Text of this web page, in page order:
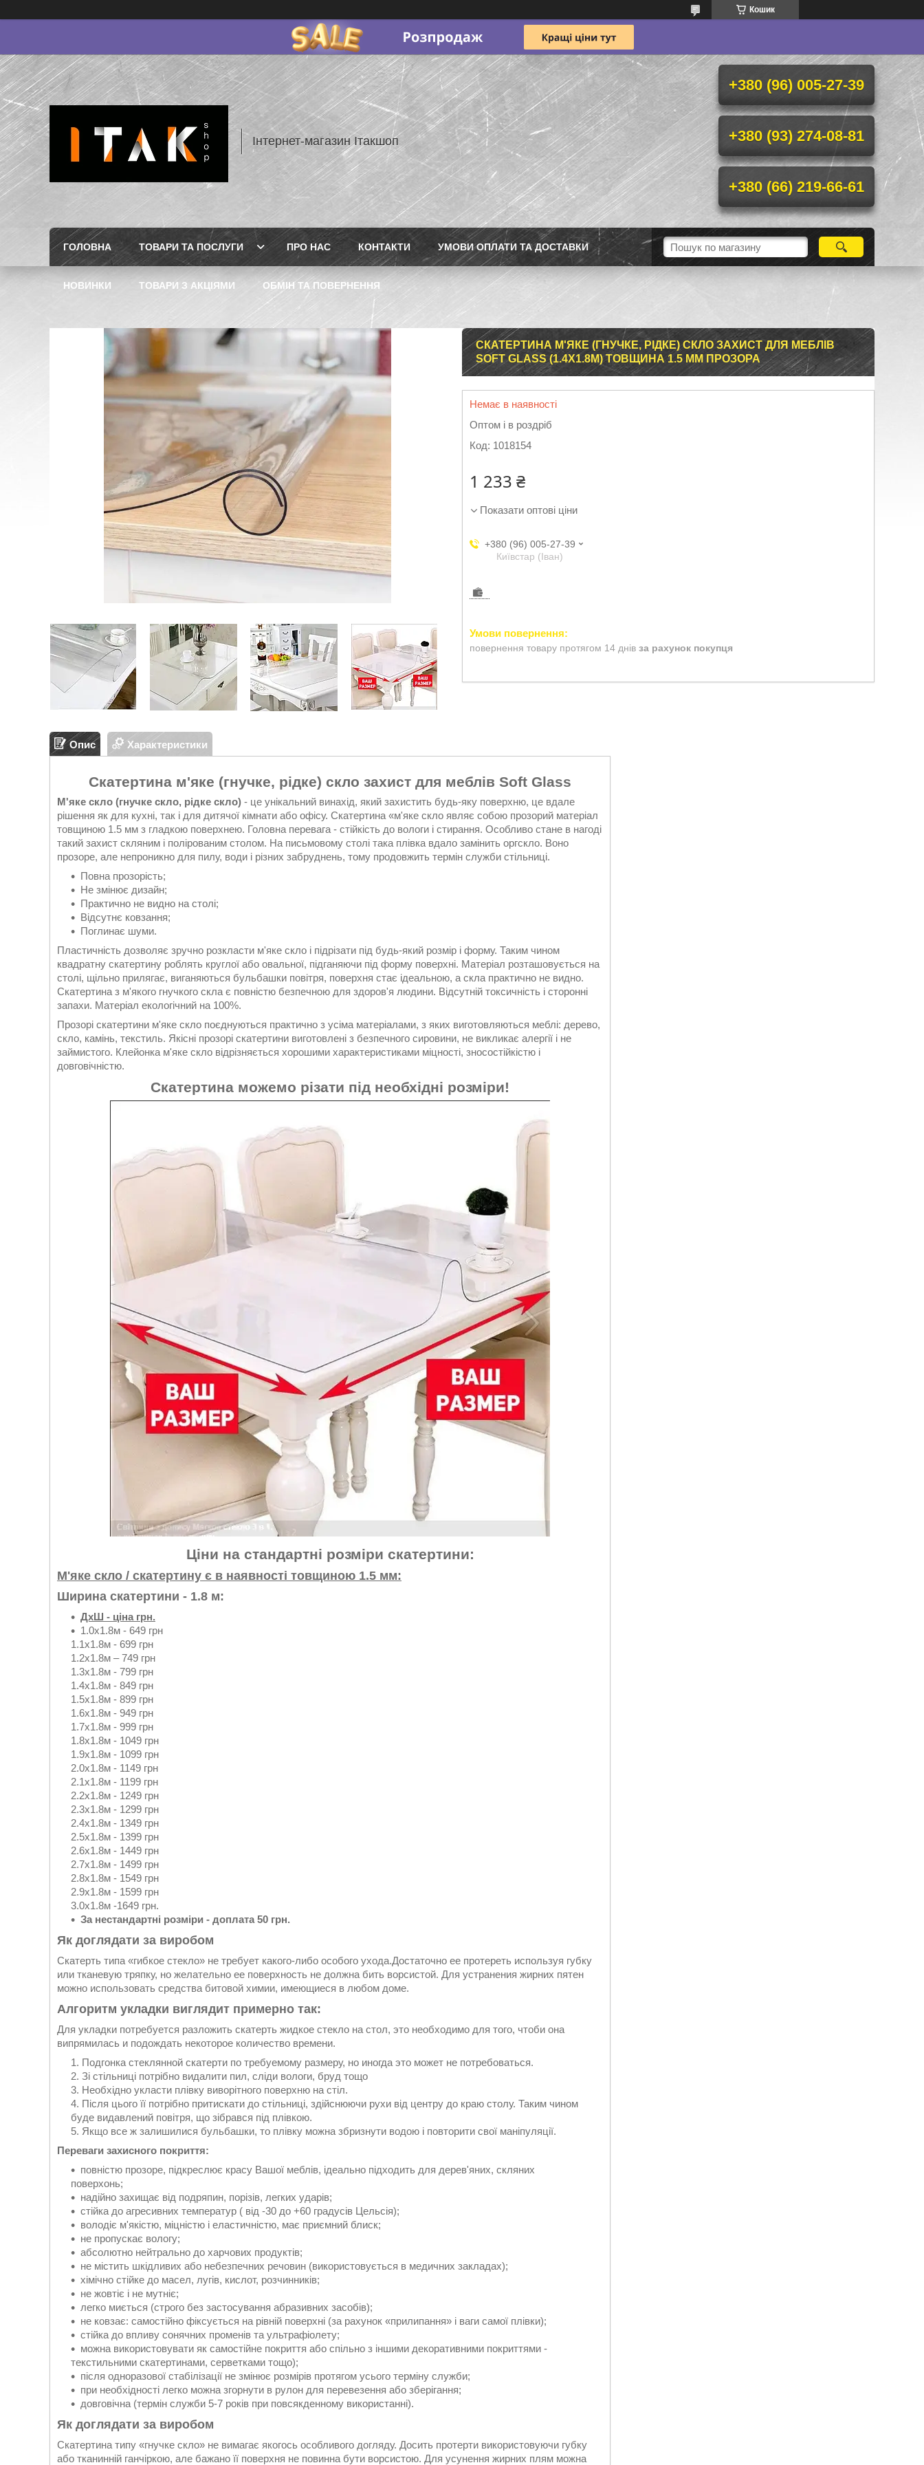
Кошик
Інтернет-магазин Ітакшоп
+380 (96) 005-27-39
+380 (93) 274-08-81
+380 (66) 219-66-61
ГОЛОВНА ТОВАРИ ТА ПОСЛУГИ ПРО НАС КОНТАКТИ УМОВИ ОПЛАТИ ТА ДОСТАВКИ
НОВИНКИ ТОВАРИ З АКЦІЯМИ ОБМІН ТА ПОВЕРНЕННЯ
СКАТЕРТИНА М'ЯКЕ (ГНУЧКЕ, РІДКЕ) СКЛО ЗАХИСТ ДЛЯ МЕБЛІВ
SOFT GLASS (1.4Х1.8М) ТОВЩИНА 1.5 ММ ПРОЗОРА
Немає в наявності
Оптом і в роздріб
Код: 1018154
1 233 ₴
Показати оптові ціни
+380 (96) 005-27-39
Київстар (Іван)
повернення товару протягом 14 днів за рахунок покупця
Опис Характеристики
Скатертина м'яке (гнучке, рідке) скло захист для меблів Soft Glass
М'яке скло (гнучке скло, рідке скло) - це унікальний винахід, який захистить будь-яку поверхню, це вдале
рішення як для кухні, так і для дитячої кімнати або офісу. Скатертина «м'яке скло являє собою прозорий матеріал
товщиною 1.5 мм з гладкою поверхнею. Головна перевага - стійкість до вологи і стирання. Особливо стане в нагоді
такий захист скляним і полірованим столом. На письмовому столі така плівка вдало замінить оргскло. Воно
прозоре, але непроникно для пилу, води і різних забруднень, тому продовжить термін служби стільниці.
Повна прозорість;
Не змінює дизайн;
Практично не видно на столі;
Відсутнє ковзання;
Поглинає шуми.
Пластичність дозволяє зручно розкласти м'яке скло і підрізати під будь-який розмір і форму. Таким чином
квадратну скатертину роблять круглої або овальної, підганяючи під форму поверхні. Матеріал розташовується на
столі, щільно прилягає, виганяються бульбашки повітря, поверхня стає ідеальною, а скла практично не видно.
Скатертина з м'якого гнучкого скла є повністю безпечною для здоров'я людини. Відсутній токсичність і сторонні
запахи. Матеріал екологічний на 100%.
Прозорі скатертини м'яке скло поєднуються практично з усіма матеріалами, з яких виготовляються меблі: дерево,
скло, камінь, текстиль. Якісні прозорі скатертини виготовлені з безпечного сировини, не викликає алергії і не
займистого. Клейонка м'яке скло відрізняється хорошими характеристиками міцності, зносостійкістю і
довговічністю.
Скатертина можемо різати під необхідні розміри!
Ціни на стандартні розміри скатертини:
М'яке скло / скатертину є в наявності товщиною 1.5 мм:
Ширина скатертини - 1.8 м:
ДхШ - ціна грн.
1.0х1.8м - 649 грн
1.1х1.8м - 699 грн
1.2х1.8м – 749 грн
1.3х1.8м - 799 грн
1.4х1.8м - 849 грн
1.5х1.8м - 899 грн
1.6х1.8м - 949 грн
1.7х1.8м - 999 грн
1.8х1.8м - 1049 грн
1.9х1.8м - 1099 грн
2.0х1.8м - 1149 грн
2.1х1.8м - 1199 грн
2.2х1.8м - 1249 грн
2.3х1.8м - 1299 грн
2.4х1.8м - 1349 грн
2.5х1.8м - 1399 грн
2.6х1.8м - 1449 грн
2.7х1.8м - 1499 грн
2.8х1.8м - 1549 грн
2.9х1.8м - 1599 грн
3.0х1.8м -1649 грн.
За нестандартні розміри - доплата 50 грн.
Як доглядати за виробом
Скатерть типа «гибкое стекло» не требует какого-либо особого ухода.Достаточно ее протереть используя губку
или тканевую тряпку, но желательно ее поверхность не должна бить ворсистой. Для устранения жирних пятен
можно использовать средства битовой химии, имеющиеся в любом доме.
Алгоритм укладки виглядит примерно так:
Для укладки потребуется разложить скатерть жидкое стекло на стол, это необходимо для того, чтоби она
випрямилась и подождать некоторое количество времени.
Подгонка стеклянной скатерти по требуемому размеру, но иногда это может не потребоваться.
Зі стільниці потрібно видалити пил, сліди вологи, бруд тощо
Необхідно укласти плівку виворітного поверхню на стіл.
Після цього її потрібно притискати до стільниці, здійснюючи рухи від центру до краю столу. Таким чином
буде видавлений повітря, що зібрався під плівкою.
Якщо все ж залишилися бульбашки, то плівку можна збризнути водою і повторити свої маніпуляції.
Переваги захисного покриття:
повністю прозоре, підкреслює красу Вашої меблів, ідеально підходить для дерев'яних, скляних
поверхонь;
надійно захищає від подряпин, порізів, легких ударів;
стійка до агресивних температур ( від -30 до +60 градусів Цельсія);
володіє м'якістю, міцністю і еластичністю, має приємний блиск;
не пропускає вологу;
абсолютно нейтрально до харчових продуктів;
не містить шкідливих або небезпечних речовин (використовується в медичних закладах);
хімічно стійке до масел, лугів, кислот, розчинників;
не жовтіє і не мутніє;
легко миється (строго без застосування абразивних засобів);
не ковзає: самостійно фіксується на рівній поверхні (за рахунок «прилипання» і ваги самої плівки);
стійка до впливу сонячних променів та ультрафіолету;
можна використовувати як самостійне покриття або спільно з іншими декоративними покриттями -
текстильними скатертинами, серветками тощо);
після одноразової стабілізації не змінює розмірів протягом усього терміну служби;
при необхідності легко можна згорнути в рулон для перевезення або зберігання;
довговічна (термін служби 5-7 років при повсякденному використанні).
Як доглядати за виробом
Скатертина типу «гнучке скло» не вимагає якогось особливого догляду. Досить протерти використовуючи губку
або тканинній ганчіркою, але бажано її поверхня не повинна бути ворсистою. Для усунення жирних плям можна